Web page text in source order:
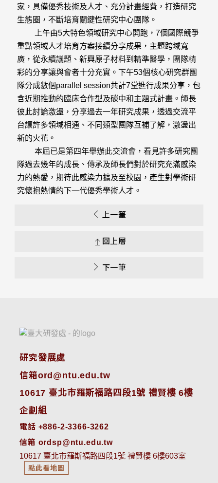
家，具備優秀技術及人才、充分計畫經費，打造研究
生態圈，不斷培育關鍵性研究中心團隊。
上午由5大特色領域研究中心開跑，7個國際競爭
重點領域人才培育方案接續分享成果，主題跨域寬
廣，從永續議題、新興原子材料到精準醫學，團隊精
彩的分享讓與會者十分充實。下午53個核心研究群團
隊分成數個parallel session共計7堂進行成果分享，包
含近期推動的臨床合作型及碳中和主題式計畫。師長
彼此討論激盪，分享過去一年研究成果，透過交流平
台讓許多領域相通、不同類型團隊互補了解，激盪出
新的火花。
本屆已是第四年舉辦此交流會，看見許多研究團
隊過去幾年的成長、傳承及師長們對於研究充滿感染
力的熱愛，期待此感染力擴及至校園，產生對學術研
究懷抱熱情的下一代優秀學術人才。
上一筆
回上層
下一筆
研究發展處
信箱ord@ntu.edu.tw
10617 臺北市羅斯福路四段1號 禮賢樓 6樓
企劃組
電話 +886-2-3366-3262
信箱 ordsp@ntu.edu.tw
10617 臺北市羅斯福路四段1號 禮賢樓 6樓603室
點此看地圖